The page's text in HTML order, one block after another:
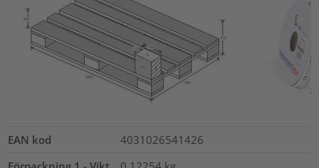
EAN kod
4031026541426